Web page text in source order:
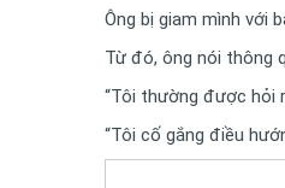
Ông bị giam mình với
Từ đó, ông nói thông
“Tôi thường được hỏi
“Tôi cố gắng điều